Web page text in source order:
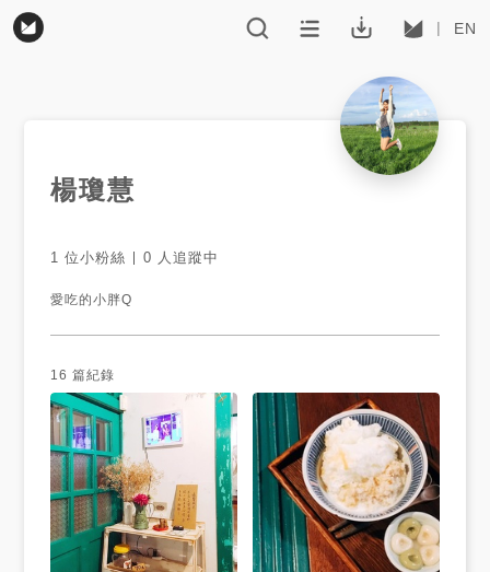
EN
楊瓊慧
1 位小粉絲 0 人追蹤中
愛吃的小胖Q
16 篇紀錄